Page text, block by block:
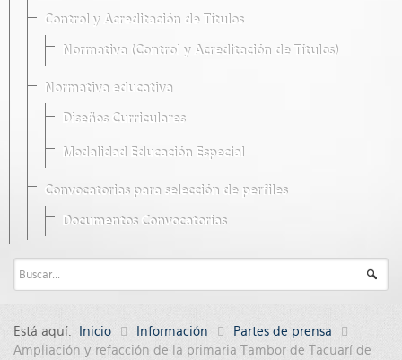
Control y Acreditación de Títulos
Normativa (Control y Acreditación de Títulos)
Normativa educativa
Diseños Curriculares
Modalidad Educación Especial
Convocatorias para selección de perfiles
Documentos Convocatorias
Está aquí: Inicio Información
Partes de prensa
Ampliación y refacción de la primaria Tambor de Tacuarí de